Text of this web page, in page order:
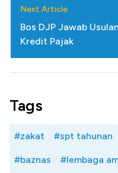
Next Article
Bos DJP Jawab
Kredit Pajak
Tags
#zakat #spt tahunan
#baznas #lembaga